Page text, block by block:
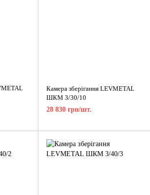
Камера зберігання LEVMETAL
ШКМ 3/30/10
28 830 грн/шт.